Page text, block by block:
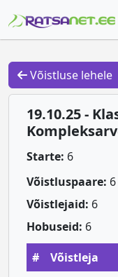
Võistluse lehele
19.10.25 -
Starte: 6
Võistluspaare: 6
Võistlejaid: 6
Hobuseid: 6
#
Võistleja